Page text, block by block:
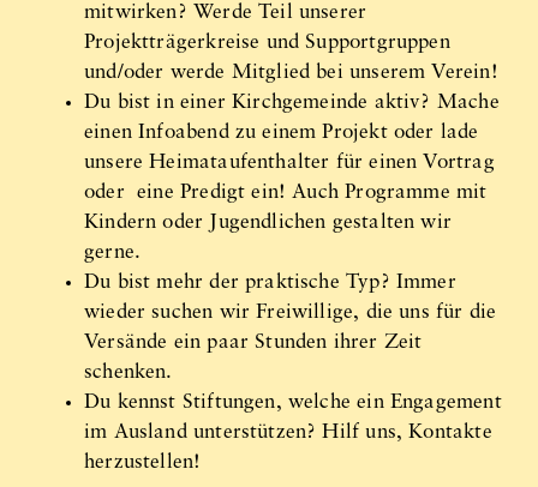
mitwirken? Werde Teil unserer
Projektträgerkreise und Supportgruppen
und/oder werde Mitglied bei unserem Verein!
Du bist in einer Kirchgemeinde aktiv? Mache
einen Infoabend zu einem Projekt oder lade
unsere Heimataufenthalter für einen Vortrag
oder eine Predigt ein! Auch Programme mit
Kindern oder Jugendlichen gestalten wir
gerne.
Du bist mehr der praktische Typ? Immer
wieder suchen wir Freiwillige, die uns für die
Versände ein paar Stunden ihrer Zeit
schenken.
Du kennst Stiftungen, welche ein Engagement
im Ausland unterstützen? Hilf uns, Kontakte
herzustellen!